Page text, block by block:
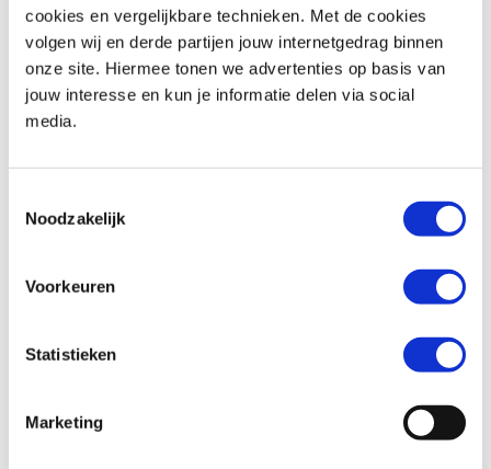
cookies en vergelijkbare technieken. Met de cookies
volgen wij en derde partijen jouw internetgedrag binnen
onze site. Hiermee tonen we advertenties op basis van
jouw interesse en kun je informatie delen via social
media.
Noodzakelijk
Voorkeuren
Statistieken
Marketing
E-mailadres *